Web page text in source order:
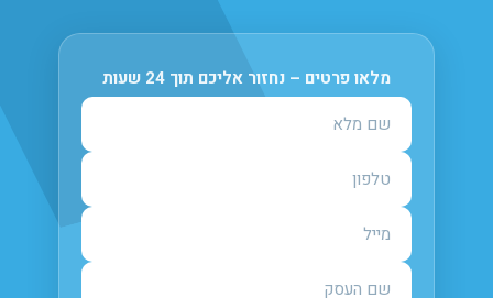
מלאו פרטים – נחזור אליכם תוך 24 שעות